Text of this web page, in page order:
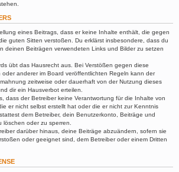
eines Beitrags, dass er keine Inhalte enthält, die gegen
guten Sitten verstoßen. Du erklärst insbesondere, dass du
deinen Beiträgen verwendeten Links und Bilder zu setzen
übt das Hausrecht aus. Bei Verstößen gegen diese
anderer im Board veröffentlichten Regeln kann der
zeitweise oder dauerhaft von der Nutzung dieses
dir ein Hausverbot erteilen.
dass der Betreiber keine Verantwortung für die Inhalte von
er nicht selbst erstellt hat oder die er nicht zur Kenntnis
dem Betreiber, dein Benutzerkonto, Beiträge und
löschen oder zu sperren.
darüber hinaus, deine Beiträge abzuändern, sofern sie
oder geeignet sind, dem Betreiber oder einem Dritten